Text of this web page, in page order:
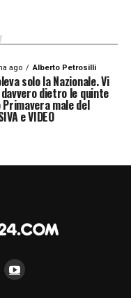
ago Alberto Petrosilli
solo la Nazionale. Vi
dietro le quinte
Primavera male del
e VIDEO